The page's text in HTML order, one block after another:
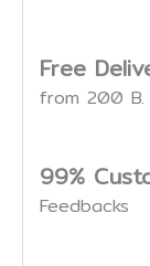
Free
from 200 B.
99%
Feedbacks